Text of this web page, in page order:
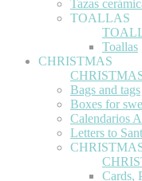
Tazas
TOALLAS
Toallas
CHRISTMAS
Bags and tags
Boxes for
Calendarios
Letters to
Cards,